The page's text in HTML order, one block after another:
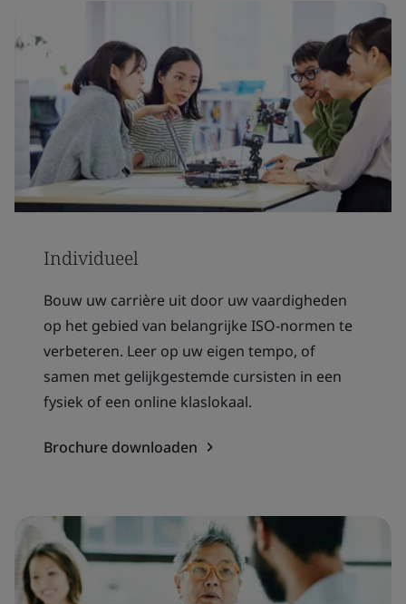
Individueel
Bouw uw carrière uit door uw vaardigheden
op het gebied van belangrijke ISO-normen te
verbeteren. Leer op uw eigen tempo, of
samen met gelijkgestemde cursisten in een
fysiek of een online klaslokaal.
Brochure downloaden